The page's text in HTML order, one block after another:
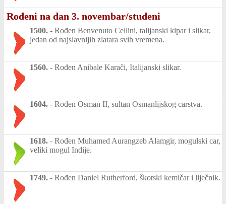
Rođeni na dan 3. novembar/studeni
1500. - Rođen Benvenuto Cellini, talijanski kipar i slikar,
jedan od najslavnijih zlatara svih vremena.
1560. - Rođen Anibale Karači, Italijanski slikar.
1604. - Rođen Osman II, sultan Osmanlijskog carstva.
1618. - Rođen Muhamed Aurangzeb Alamgir, mogulski car,
veliki mogul Indije.
1749. - Rođen Daniel Rutherford, škotski kemičar i liječnik.